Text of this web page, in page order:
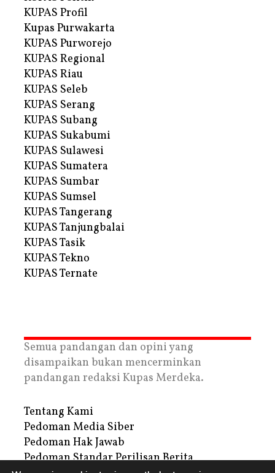
KUPAS Profil
Kupas Purwakarta
KUPAS Purworejo
KUPAS Regional
KUPAS Riau
KUPAS Seleb
KUPAS Serang
KUPAS Subang
KUPAS Sukabumi
KUPAS Sulawesi
KUPAS Sumatera
KUPAS Sumbar
KUPAS Sumsel
KUPAS Tangerang
KUPAS Tanjungbalai
KUPAS Tasik
KUPAS Tekno
KUPAS Ternate
Semua pandangan dan opini yang
disampaikan bukan mencerminkan
pandangan redaksi Kupas Merdeka.
Tentang Kami
Pedoman Media Siber
Pedoman Hak Jawab
Pedoman Standar Perilisan Berita